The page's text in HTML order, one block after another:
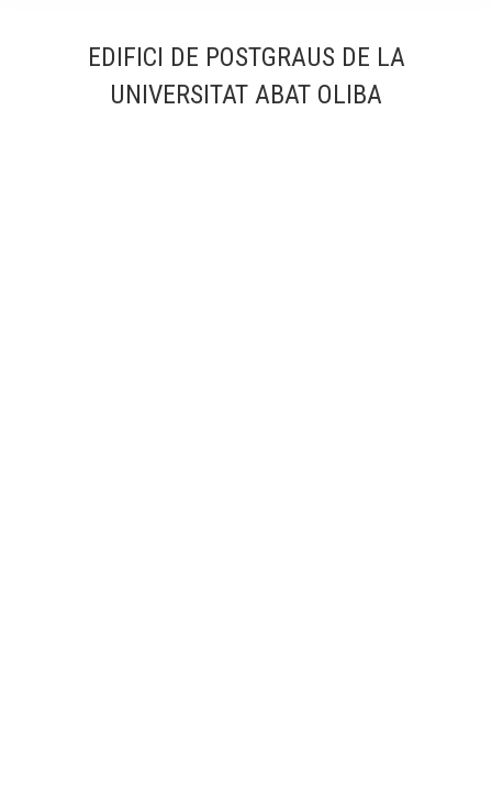
EDIFICI DE POSTGRAUS DE LA
UNIVERSITAT ABAT OLIBA